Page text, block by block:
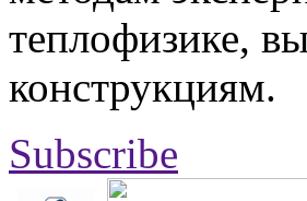
теплофизике,
конструкциям.
Subscribe